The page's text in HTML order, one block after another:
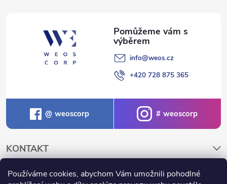
Používáme cookies, abychom Vám umožnili pohodlné
info@weos.cz
+420 728 875 365
weoscorp weoscorp
KONTAKT
NAKUPOVÁNÍ A INFORMACE